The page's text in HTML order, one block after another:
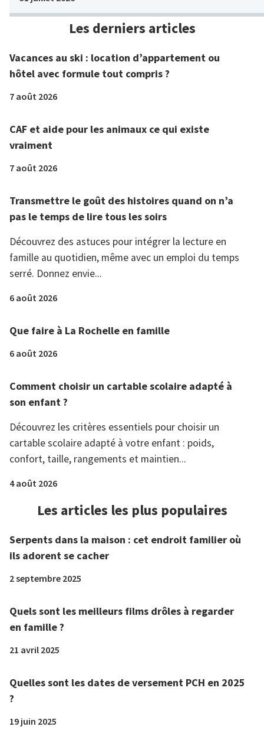
Les derniers articles
Vacances au ski : location d’appartement ou
hôtel avec formule tout compris ?
7 août 2026
CAF et aide pour les animaux ce qui existe
vraiment
7 août 2026
Transmettre le goût des histoires quand on n’a
pas le temps de lire tous les soirs
Découvrez des astuces pour intégrer la lecture en
famille au quotidien, même avec un emploi du temps
serré. Donnez envie...
6 août 2026
Que faire à La Rochelle en famille
6 août 2026
Comment choisir un cartable scolaire adapté à
son enfant ?
Découvrez les critères essentiels pour choisir un
cartable scolaire adapté à votre enfant : poids,
confort, taille, rangements et maintien...
4 août 2026
Les articles les plus populaires
Serpents dans la maison : cet endroit familier où
ils adorent se cacher
2 septembre 2025
Quels sont les meilleurs films drôles à regarder
en famille ?
21 avril 2025
Quelles sont les dates de versement PCH en 2025
?
19 juin 2025